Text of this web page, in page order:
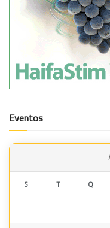
Eventos
S T Q